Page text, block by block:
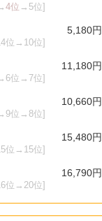
4位 →5位]
位→10位]
5,180円
位→7位]
11,180円
位→8位]
10,660円
位→15位]
15,480円
位→20位]
16,790円